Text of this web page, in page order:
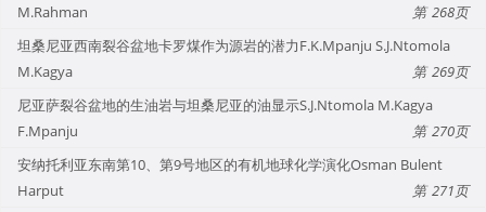
M.Rahman
268
坦桑尼亚西南裂谷盆地卡罗煤作为源岩的潜力F.K.Mpanju S.J.Ntomola
M.Kagya
269
尼亚萨裂谷盆地的生油岩与坦桑尼亚的油显示S.J.Ntomola M.Kagya
F.Mpanju
270
安纳托利亚东南第10、第9号地区的有机地球化学演化Osman Bulent
Harput
271